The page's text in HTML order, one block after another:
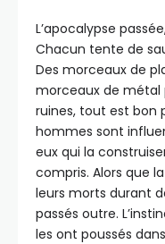
L’apocalypse
Chacun tente de
Des morceaux de
morceaux de métal
ruines, tout est bon
hommes sont
eux qui la
compris. Alors que
leurs morts durant
passés outre.
les ont poussés